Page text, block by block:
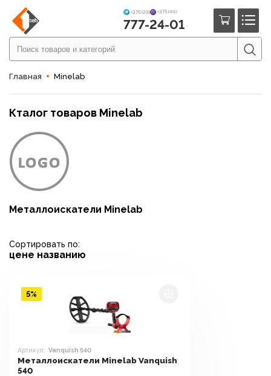
+375 (29) +375 (44)
777-24-01
Главная Minelab
Кталог товаров Minelab
Металлоискатели Minelab
Сортировать по:
цене названию
Артикул: Vanquish 540
Металлоискатели Minelab Vanquish
540
5%